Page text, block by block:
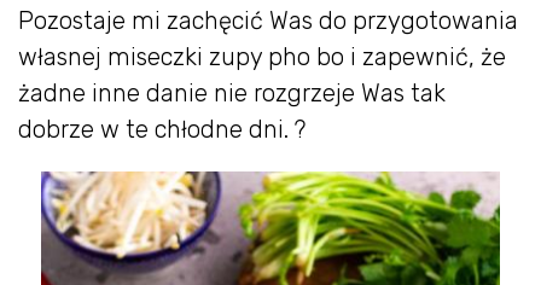
Pozostaje mi zachęcić Was do przygotowania
własnej miseczki zupy pho bo i zapewnić, że
żadne inne danie nie rozgrzeje Was tak
dobrze w te chłodne dni. ?